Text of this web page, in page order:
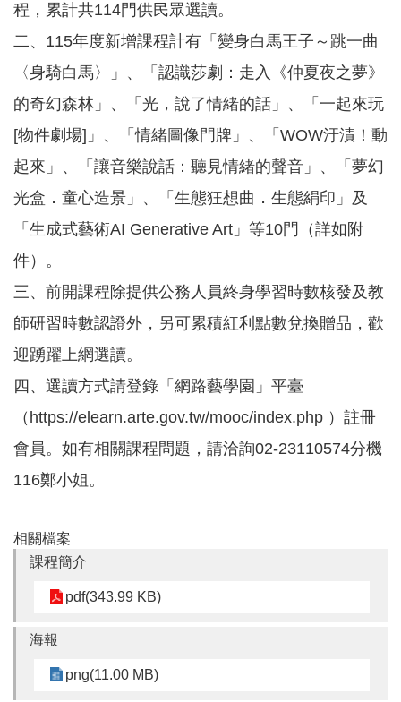
兒
習
資
源
進
階
搜
尋
組
織
紹
訊
息
公
告
務
資
民
程，累計共114門供民眾選讀。
二、115年度新增課程計有「變身白馬王子～跳一曲
〈身騎白馬〉」、「認識莎劇：走入《仲夏夜之夢》
的奇幻森林」、「光，說了情緒的話」、「一起來玩
[物件劇場]」、「情緒圖像門牌」、「WOW汙漬！動
起來」、「讓音樂說話：聽見情緒的聲音」、「夢幻
光盒．童心造景」、「生態狂想曲．生態絹印」及
「生成式藝術AI Generative Art」等10門（詳如附
件）。
三、前開課程除提供公務人員終身學習時數核發及教
師研習時數認證外，另可累積紅利點數兌換贈品，歡
迎踴躍上網選讀。
四、選讀方式請登錄「網路藝學園」平臺
（https://elearn.arte.gov.tw/mooc/index.php ）註冊
會員。如有相關課程問題，請洽詢02-23110574分機
116鄭小姐。
相關檔案
課程簡介
pdf(343.99 KB)
海報
png(11.00 MB)